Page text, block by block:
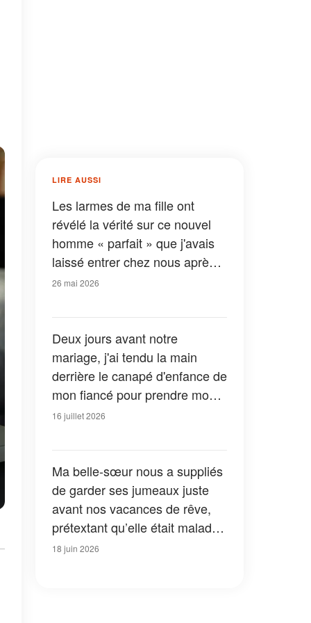
LIRE AUSSI
Les larmes de ma fille ont
révélé la vérité sur ce nouvel
homme « parfait » que j'avais
laissé entrer chez nous après
mon divorce
26 mai 2026
Deux jours avant notre
mariage, j'ai tendu la main
derrière le canapé d'enfance de
mon fiancé pour prendre mon
téléphone – mais ce que j'ai
diriger vers l'autel
16 juillet 2026
Ma belle-sœur nous a suppliés
de garder ses jumeaux juste
avant nos vacances de rêve,
prétextant qu’elle était malade
et qu’elle craignait qu’ils ne
18 juin 2026